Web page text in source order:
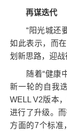
再谋迭代
“阳光城还要
如此表示，而
划新思路，迎战
随着“健康中
新一轮的自我
WELL V2版本
进行了升级。
方面的7个标准